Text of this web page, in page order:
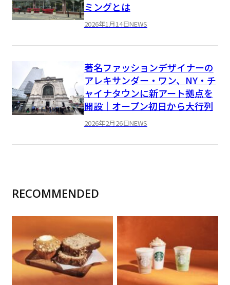
ミングとは
2026年1月14日NEWS
著名ファッションデザイナーの
アレキサンダー・ワン、NY・チ
ャイナタウンに新アート拠点を
開設｜オープン初日から大行列
2026年2月26日NEWS
RECOMMENDED